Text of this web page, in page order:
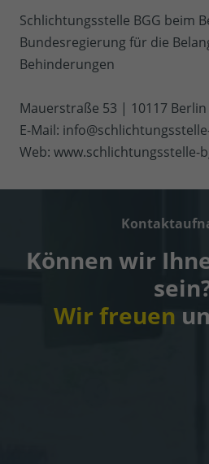
Schlichtungsstelle BGG beim
Bundesregierung für die
Behinderungen
Mauerstraße 53 | 10117 Berlin
E-Mail:
Web: www.schlichtungsstelle-
Können wir
Wir freuen